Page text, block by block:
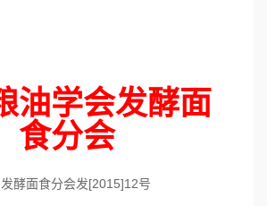
油学会发酵面
食分会
酵面食分会发[2015]12号